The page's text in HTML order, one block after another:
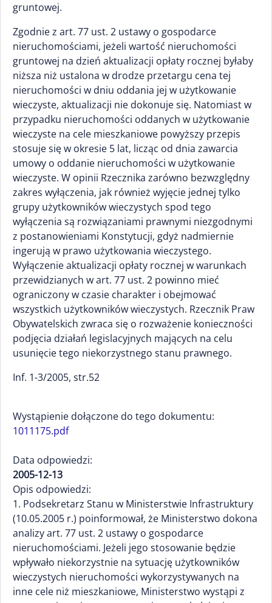
gruntowej.
Zgodnie z art. 77 ust. 2 ustawy o gospodarce
nieruchomościami, jeżeli wartość nieruchomości
gruntowej na dzień aktualizacji opłaty rocznej byłaby
niższa niż ustalona w drodze przetargu cena tej
nieruchomości w dniu oddania jej w użytkowanie
wieczyste, aktualizacji nie dokonuje się. Natomiast w
przypadku nieruchomości oddanych w użytkowanie
wieczyste na cele mieszkaniowe powyższy przepis
stosuje się w okresie 5 lat, licząc od dnia zawarcia
umowy o oddanie nieruchomości w użytkowanie
wieczyste. W opinii Rzecznika zarówno bezwzględny
zakres wyłączenia, jak również wyjęcie jednej tylko
grupy użytkowników wieczystych spod tego
wyłączenia są rozwiązaniami prawnymi niezgodnymi
z postanowieniami Konstytucji, gdyż nadmiernie
ingerują w prawo użytkowania wieczystego.
Wyłączenie aktualizacji opłaty rocznej w warunkach
przewidzianych w art. 77 ust. 2 powinno mieć
ograniczony w czasie charakter i obejmować
wszystkich użytkowników wieczystych. Rzecznik Praw
Obywatelskich zwraca się o rozważenie konieczności
podjęcia działań legislacyjnych mających na celu
usunięcie tego niekorzystnego stanu prawnego.
Inf. 1-3/2005, str.52
Wystąpienie dołączone do tego dokumentu:
1011175.pdf
Data odpowiedzi:
2005-12-13
Opis odpowiedzi:
1. Podsekretarz Stanu w Ministerstwie Infrastruktury
(10.05.2005 r.) poinformował, że Ministerstwo dokona
analizy art. 77 ust. 2 ustawy o gospodarce
nieruchomościami. Jeżeli jego stosowanie będzie
wpływało niekorzystnie na sytuację użytkowników
wieczystych nieruchomości wykorzystywanych na
inne cele niż mieszkaniowe, Ministerstwo wystąpi z